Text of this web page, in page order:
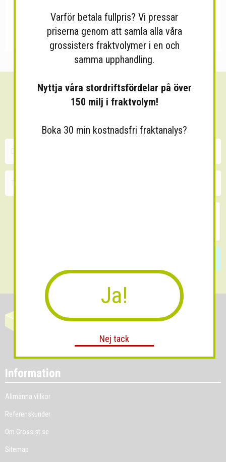
Sänk dina fraktkostnader!
Information
Allmänna villkor
Referenskunder
Om Grossist.se
Sitemap
Varför betala fullpris? Vi pressar
priserna genom att samla alla våra
grossisters fraktvolymer i en och
samma upphandling.
Nyttja våra stordriftsfördelar på över
150 milj i fraktvolym!
Boka 30 min kostnadsfri fraktanalys?
Ja!
Nej tack